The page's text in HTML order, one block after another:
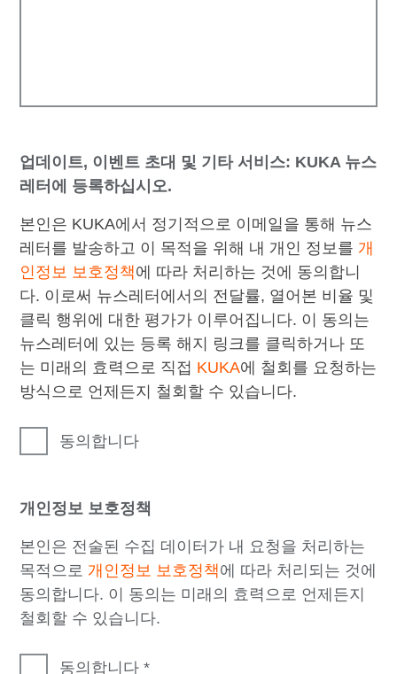
업데이트, 이벤트 초대 및 기타 서비스: KUKA 뉴스
레터에 등록하십시오.
본인은 KUKA에서 정기적으로 이메일을 통해 뉴스
레터를 발송하고 이 목적을 위해 내 개인 정보를개
인정보 보호정책에 따라 처리하는 것에 동의합니
다. 이로써 뉴스레터에서의 전달률, 열어본 비율 및
클릭 행위에 대한 평가가 이루어집니다. 이 동의는
뉴스레터에 있는 등록 해지 링크를 클릭하거나 또
는 미래의 효력으로 직접 KUKA에 철회를 요청하는
방식으로 언제든지 철회할 수 있습니다.
동의합니다
개인정보 보호정책
본인은 전술된 수집 데이터가 내 요청을 처리하는
목적으로개인정보 보호정책에 따라 처리되는 것에
동의합니다. 이 동의는 미래의 효력으로 언제든지
철회할 수 있습니다.
동의합니다